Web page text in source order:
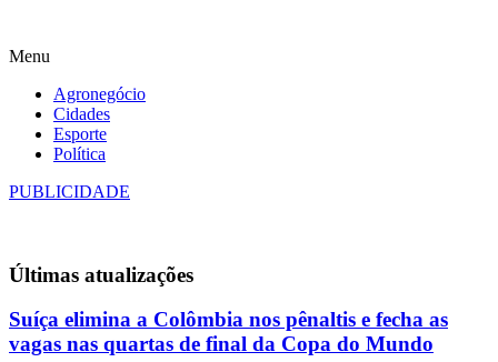
Menu
Agronegócio
Cidades
Esporte
Política
PUBLICIDADE
Últimas atualizações
Suíça elimina a Colômbia nos pênaltis e fecha as
vagas nas quartas de final da Copa do Mundo